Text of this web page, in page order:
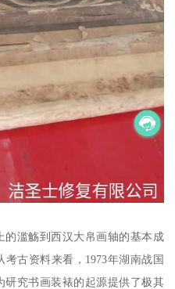
滥觞到西汉大帛画轴的基本成
古资料来看，1973年湖南战国
究书画装裱的起源提供了极其